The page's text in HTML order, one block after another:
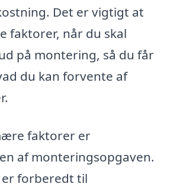
Det er vigtigt at
faktorer, når du skal
på montering, så du får
du kan forvente af
faktorer er
af monteringsopgaven.
er forberedt til